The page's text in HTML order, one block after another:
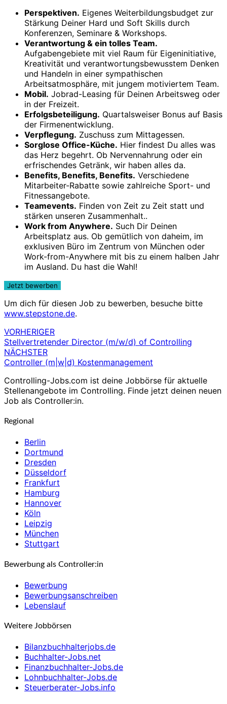
Perspektiven. Eigenes Weiterbildungsbudget zur
Stärkung Deiner Hard und Soft Skills durch
Konferenzen, Seminare & Workshops.
Verantwortung & ein tolles Team.
Aufgabengebiete mit viel Raum für Eigeninitiative,
Kreativität und verantwortungsbewusstem Denken
und Handeln in einer sympathischen
Arbeitsatmosphäre, mit jungem motiviertem Team.
Mobil. Jobrad-Leasing für Deinen Arbeitsweg oder
in der Freizeit.
Erfolgsbeteiligung. Quartalsweiser Bonus auf Basis
der Firmenentwicklung.
Verpflegung. Zuschuss zum Mittagessen.
Sorglose Office-Küche. Hier findest Du alles was
das Herz begehrt. Ob Nervennahrung oder ein
erfrischendes Getränk, wir haben alles da.
Benefits, Benefits, Benefits. Verschiedene
Mitarbeiter-Rabatte sowie zahlreiche Sport- und
Fitnessangebote.
Teamevents. Finden von Zeit zu Zeit statt und
stärken unseren Zusammenhalt..
Work from Anywhere. Such Dir Deinen
Arbeitsplatz aus. Ob gemütlich von daheim, im
exklusiven Büro im Zentrum von München oder
Work-from-Anywhere mit bis zu einem halben Jahr
im Ausland. Du hast die Wahl!
Um dich für diesen Job zu bewerben, besuche bitte
www.stepstone.de.
Beitragsnavigation
VORHERIGER
Stellvertretender Director (m/w/d) of Controlling
NÄCHSTER
Controller (m|w|d) Kostenmanagement
Controlling-Jobs.com ist deine Jobbörse für aktuelle
Stellenangebote im Controlling. Finde jetzt deinen neuen
Job als Controller:in.
Regional
Berlin
Dortmund
Dresden
Düsseldorf
Frankfurt
Hamburg
Hannover
Köln
Leipzig
München
Stuttgart
Bewerbung als Controller:in
Bewerbung
Bewerbungsanschreiben
Lebenslauf
Weitere Jobbörsen
Bilanzbuchhalterjobs.de
Buchhalter-Jobs.net
Finanzbuchhalter-Jobs.de
Lohnbuchhalter-Jobs.de
Steuerberater-Jobs.info